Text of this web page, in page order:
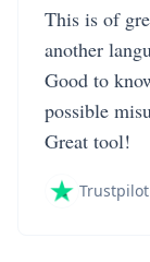
This is of
another
Good to
possible
Great tool!
Trustpilot